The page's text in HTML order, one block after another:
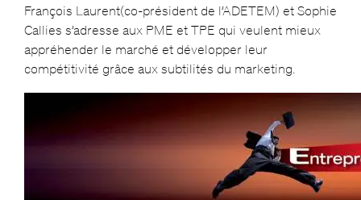
François Laurent(co-président de l’ADETEM) et Sophie
Callies s’adresse aux PME et TPE qui veulent mieux
appréhender le marché et développer leur
compétitivité grâce aux subtilités du marketing.